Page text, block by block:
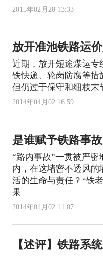
2015年02月28 13:33
放开准池铁路运
近期，放开短途煤运专
铁快递、轮岗防腐等措
但仍过于保守和细枝末
2014年04月02 16:59
是谁赋予铁路事
“路内事故”一贯被严密
内，在这堵密不透风
活的生命与责任？“铁
果
2014年01月02 11:07
【述评】铁路系